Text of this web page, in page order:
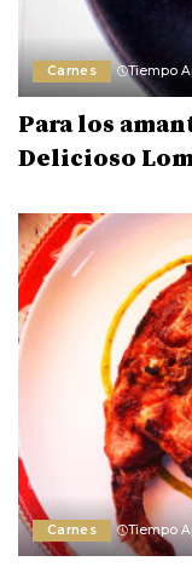
Carnes Tiempo
Para los
Delicioso
Carnes Tiempo